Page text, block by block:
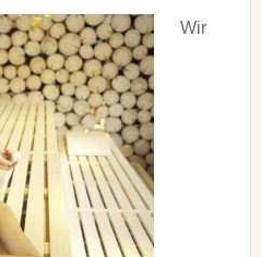
Wir